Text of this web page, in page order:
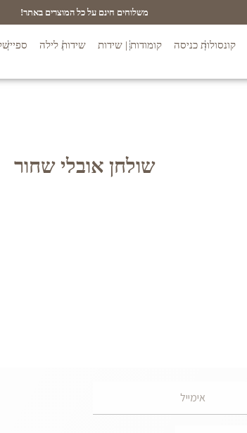
משלוחים חינם על כל המוצרים באתר!
קונסולות כניסה קומודות | שידות שידות לילה
שולחן אובלי שחור